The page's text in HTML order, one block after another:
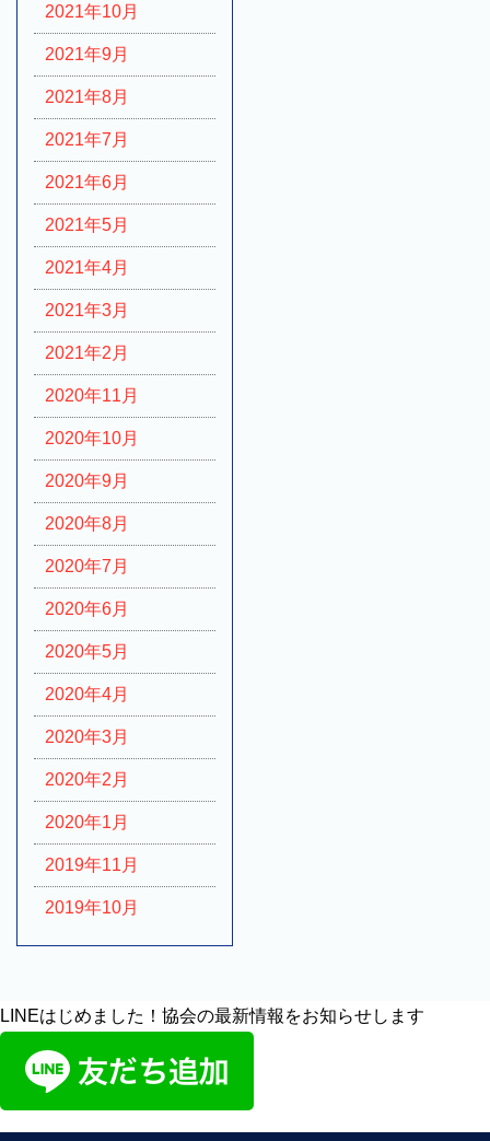
2021年10月
2021年9月
2021年8月
2021年7月
2021年6月
2021年5月
2021年4月
2021年3月
2021年2月
2020年11月
2020年10月
2020年9月
2020年8月
2020年7月
2020年6月
2020年5月
2020年4月
2020年3月
2020年2月
2020年1月
2019年11月
2019年10月
LINEはじめました！協会の最新情報をお知らせします